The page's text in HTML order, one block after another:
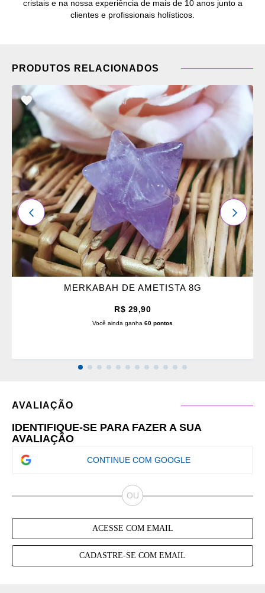
cristais e na nossa experiência de mais de 10 anos junto a
clientes e profissionais holísticos.
PRODUTOS RELACIONADOS
ADICIONAR
OS
FAVORITOS
MERKABAH DE AMETISTA 8G
R$ 29,90
Você ainda ganha 60 pontos
ANTERIOR
AVALIAÇÃO
IDENTIFIQUE-SE PARA FAZER A SUA
AVALIAÇÃO
CONTINUE COM GOOGLE
ACESSE COM EMAIL
CADASTRE-SE COM EMAIL